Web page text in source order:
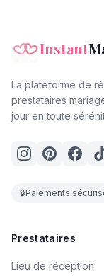
Instant
La plateforme de
prestataires
jour en toute
🔒Paiements
Prestataires
Lieu de réception